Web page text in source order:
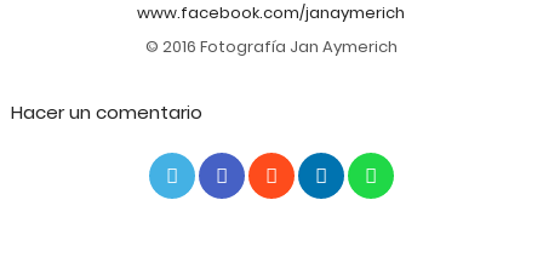
www.facebook.com/janaymerich
© 2016 Fotografía Jan Aymerich
Hacer un comentario